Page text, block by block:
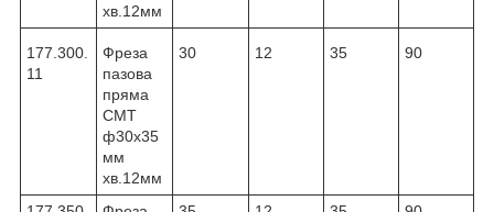
хв.12мм
177.300.
11
Фреза
пазова
пряма
CMT
ф30х35
мм
хв.12мм
30 12 35 90